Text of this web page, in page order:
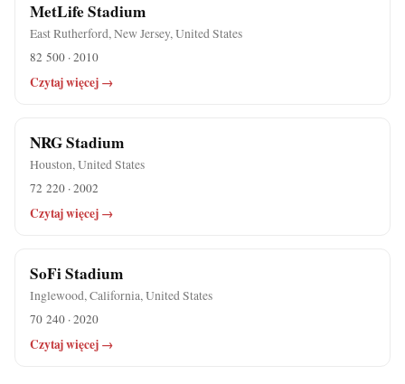
MetLife Stadium
East Rutherford, New Jersey, United States
82 500 · 2010
Czytaj więcej →
NRG Stadium
Houston, United States
72 220 · 2002
Czytaj więcej →
SoFi Stadium
Inglewood, California, United States
70 240 · 2020
Czytaj więcej →